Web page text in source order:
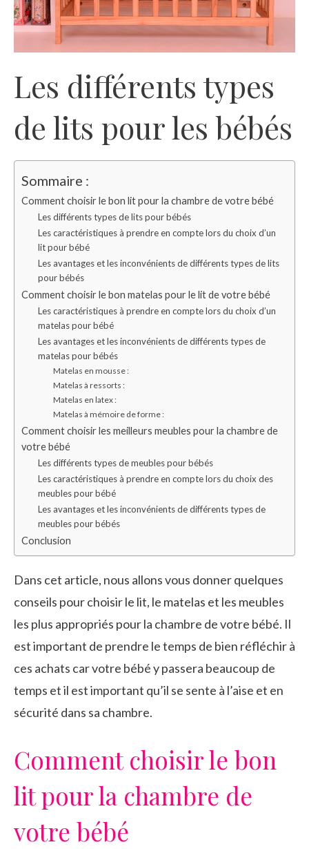
Les différents types
de lits pour les bébés
Sommaire :
Comment choisir le bon lit pour la chambre de votre bébé
Les différents types de lits pour bébés
Les caractéristiques à prendre en compte lors du choix d’un
lit pour bébé
Les avantages et les inconvénients de différents types de lits
pour bébés
Comment choisir le bon matelas pour le lit de votre bébé
Les caractéristiques à prendre en compte lors du choix d’un
matelas pour bébé
Les avantages et les inconvénients de différents types de
matelas pour bébés
Matelas en mousse :
Matelas à ressorts :
Matelas en latex :
Matelas à mémoire de forme :
Comment choisir les meilleurs meubles pour la chambre de
votre bébé
Les différents types de meubles pour bébés
Les caractéristiques à prendre en compte lors du choix des
meubles pour bébé
Les avantages et les inconvénients de différents types de
meubles pour bébés
Conclusion
Dans cet article, nous allons vous donner quelques
conseils pour choisir le lit, le matelas et les meubles
les plus appropriés pour la chambre de votre bébé. Il
est important de prendre le temps de bien réfléchir à
ces achats car votre bébé y passera beaucoup de
temps et il est important qu’il se sente à l’aise et en
sécurité dans sa chambre.
Comment choisir le bon
lit pour la chambre de
votre bébé